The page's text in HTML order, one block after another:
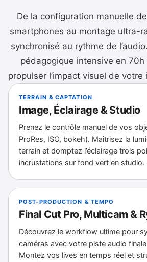
De la configuration manuelle
smartphones au montage ultra-
synchronisé au rythme de
pédagogique intensive en
propulser l’impact visuel de
TERRAIN & CAPTATION
Image, Éclairage & Studio
Prenez le contrôle manuel de vos
ProRes, ISO, bokeh). Maîtrisez la
terrain et domptez l’éclairage trois
incrustations sur fond vert en studio.
POST-PRODUCTION & TEMPO
Final Cut Pro, Multicam &
Découvrez le workflow ultime pour
caméras avec votre piste audio
Montez vos lives en temps réel et